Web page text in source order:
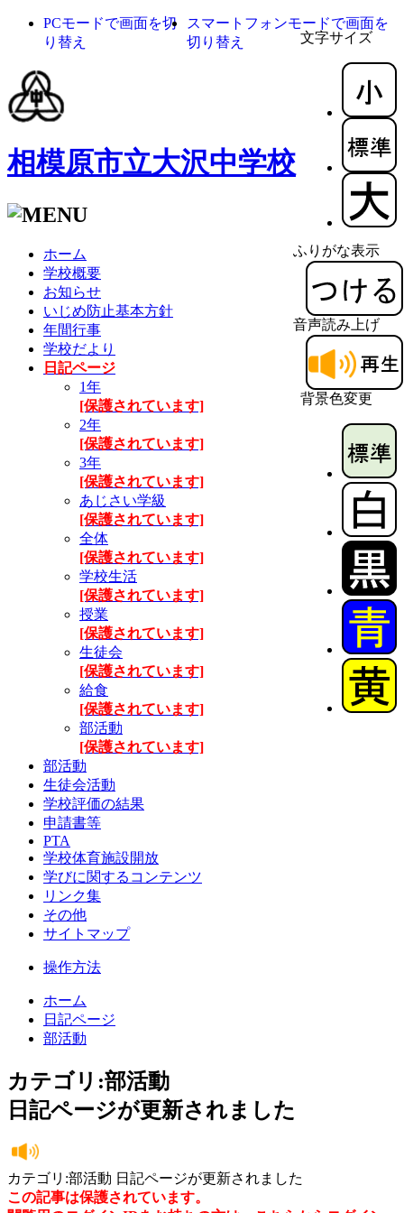
文字サイズ
ふりがな表示
音声読み上げ
背景色変更
PCモードで画面を切
り替え
スマートフォンモードで画面を
切り替え
相模原市立大沢中学校
ホーム
学校概要
お知らせ
いじめ防止基本方針
年間行事
学校だより
日記ページ
1年
[保護されています]
2年
[保護されています]
3年
[保護されています]
あじさい学級
[保護されています]
全体
[保護されています]
学校生活
[保護されています]
授業
[保護されています]
生徒会
[保護されています]
給食
[保護されています]
部活動
[保護されています]
部活動
生徒会活動
学校評価の結果
申請書等
PTA
学校体育施設開放
学びに関するコンテンツ
リンク集
その他
サイトマップ
操作方法
ホーム
日記ページ
部活動
カテゴリ:部活動
日記ページが更新されました
カテゴリ:部活動 日記ページが更新されました
この記事は保護されています。